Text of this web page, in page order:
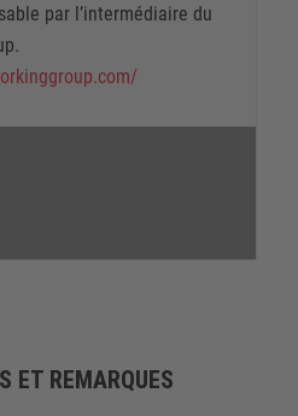
par l’intermédiaire du
ET REMARQUES